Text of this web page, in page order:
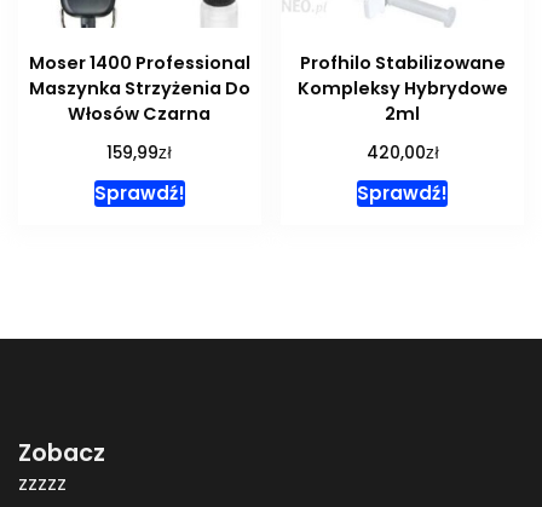
Moser 1400 Professional
Maszynka Strzyżenia Do
Włosów Czarna
159,99zł
Sprawdź!
Profhilo Stabilizowane
Kompleksy Hybrydowe
2ml
420,00zł
Sprawdź!
Zobacz
zzzzz